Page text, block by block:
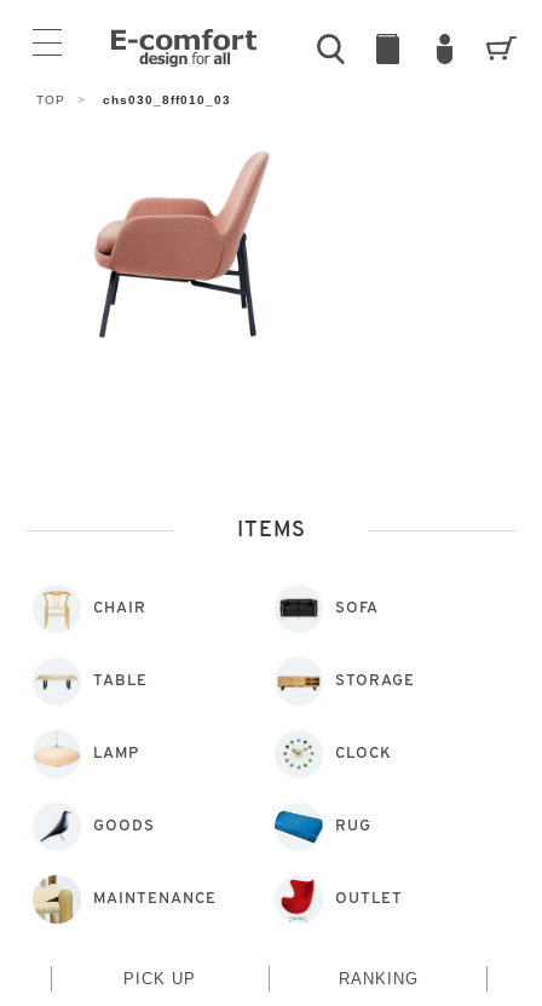
TOP > chs030_8ff010_03
ITEMS
CHAIR SOFA
TABLE STORAGE
LAMP CLOCK
GOODS RUG
MAINTENANCE OUTLET
PICK UP RANKING